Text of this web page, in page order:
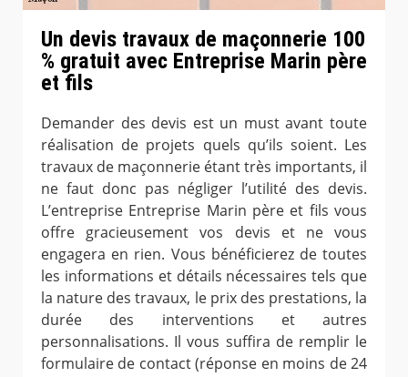
Un devis travaux de maçonnerie 100
% gratuit avec Entreprise Marin père
et fils
Demander des devis est un must avant toute
réalisation de projets quels qu’ils soient. Les
travaux de maçonnerie étant très importants, il
ne faut donc pas négliger l’utilité des devis.
L’entreprise Entreprise Marin père et fils vous
offre gracieusement vos devis et ne vous
engagera en rien. Vous bénéficierez de toutes
les informations et détails nécessaires tels que
la nature des travaux, le prix des prestations, la
durée des interventions et autres
personnalisations. Il vous suffira de remplir le
formulaire de contact (réponse en moins de 24